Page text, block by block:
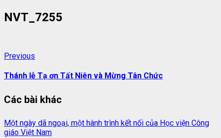
NVT_7255
Continue
Reading
Previous
Thánh lễ Tạ ơn Tất Niên và Mừng Tân Chức
Các bài khác
Một ngày dã ngoại, một hành trình kết nối của Học viện Công
giáo Việt Nam